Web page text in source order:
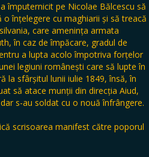
împuternicit pe Nicolae Bălcescu să
înțelegere cu maghiarii și să treacă
care amenința armata
în caz de împăcare, gradul de
a lupta acolo împotriva forțelor
legiuni românești care să lupte în
la sfârșitul lunii iulie 1849, însă, în
să atace munții din direcția Aiud,
s-au soldat cu o nouă înfrângere.
scrisoarea manifest către poporul